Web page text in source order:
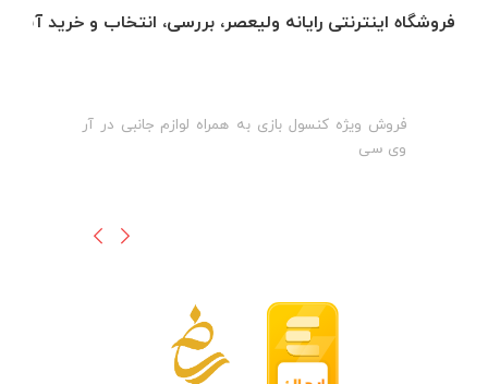
فروشگاه اینترنتی رایانه ولیعصر، بررسی، انتخاب و خرید
فروش ویژه کنسول بازی به همراه لوازم جانبی در آر
وی سی